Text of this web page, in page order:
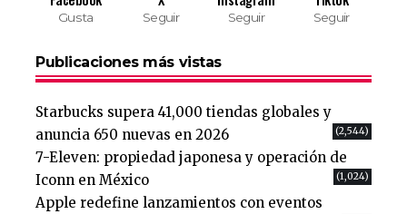
Gusta Seguir Seguir Seguir
Publicaciones más vistas
Starbucks supera 41,000 tiendas globales y
anuncia 650 nuevas en 2026
(2,544)
7-Eleven: propiedad japonesa y operación de
Iconn en México
(1,024)
Apple redefine lanzamientos con eventos